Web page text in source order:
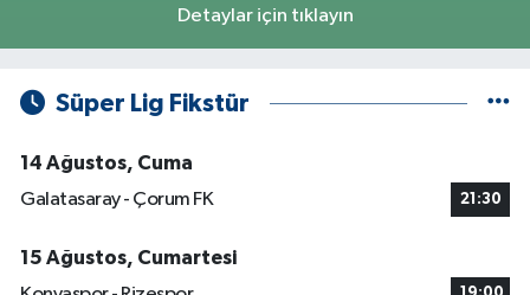
Detaylar için tıklayın
Süper Lig Fikstür
14 Ağustos, Cuma
Galatasaray - Çorum FK
21:30
15 Ağustos, Cumartesi